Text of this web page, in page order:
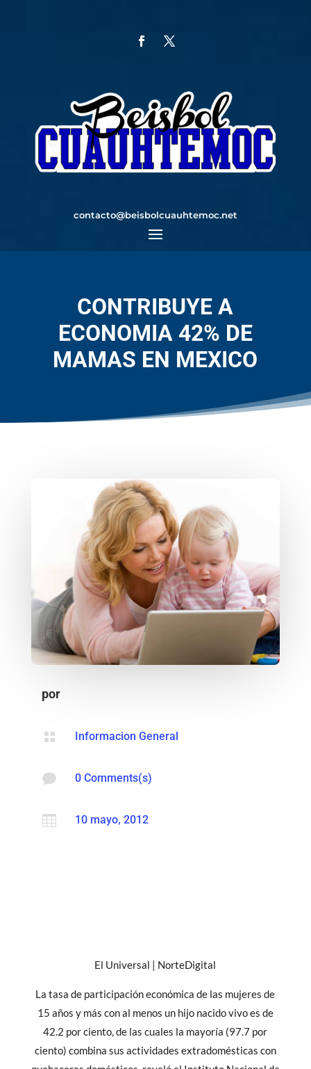
contacto@beisbolcuauhtemoc.net
CONTRIBUYE A
ECONOMIA 42% DE
MAMAS EN MEXICO
por
 Informacion General
 0 Comments(s)
 10 mayo, 2012
El Universal | NorteDigital
La tasa de participación económica de las mujeres de
15 años y más con al menos un hijo nacido vivo es de
42.2 por ciento, de las cuales la mayoría (97.7 por
ciento) combina sus actividades extradomésticas con